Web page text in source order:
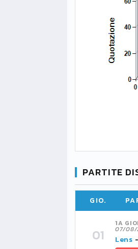
PARTITE
GIO.
1A
07/08/
Lens -